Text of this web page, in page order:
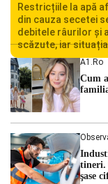
Restricțiile la apă
din cauza secetei
debitele râurilor și
scăzute, iar
Centralei Nucleare
cu una dintre cele
hidrologic din
A1.ro
Cum
tineri.
şase